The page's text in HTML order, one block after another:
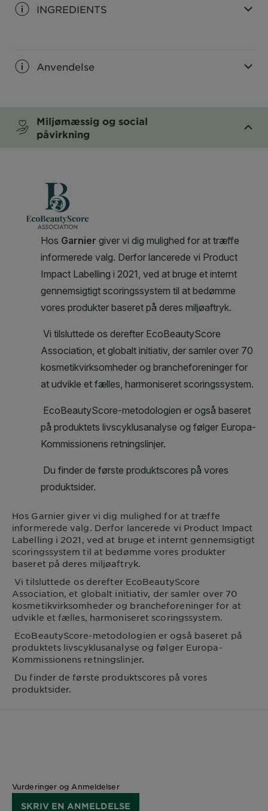
INGREDIENTS
Anvendelse
Miljømæssig og social
påvirkning
Hos Garnier giver vi dig mulighed for at træffe
informerede valg. Derfor lancerede vi Product Impact
Labelling i 2021, ved at bruge et internt gennemsigtigt
scoringssystem til at bedømme vores produkter
baseret på deres miljøaftryk.
Vi tilsluttede os derefter EcoBeautyScore
Association, et globalt initiativ, der samler over 70
kosmetikvirksomheder og brancheforeninger for at
udvikle et fælles, harmoniseret scoringssystem.
EcoBeautyScore-metodologien er også baseret på
produktets livscyklusanalyse og følger Europa-
Kommissionens retningslinjer.
Du finder de første produktscores på vores
produktsider.
Vurderinger og Anmeldelser
SKRIV EN ANMELDELSE